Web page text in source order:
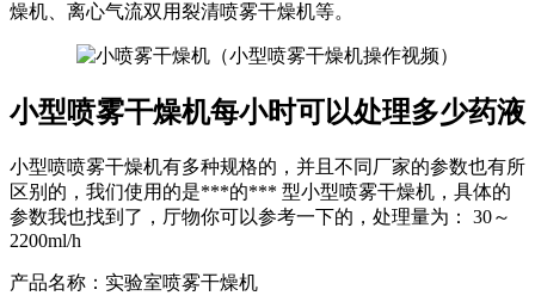
燥机、离心气流双用裂清喷雾干燥机等。
小型喷雾干燥机每小时可以处理多少药液
小型喷喷雾干燥机有多种规格的，并且不同厂家的参数也有所
区别的，我们使用的是***的*** 型小型喷雾干燥机，具体的
参数我也找到了，厅物你可以参考一下的，处理量为： 30～
2200ml/h
产品名称：实验室喷雾干燥机